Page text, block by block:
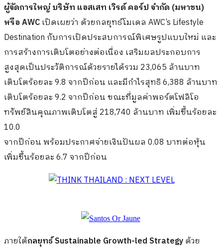
ผู้จัดการใหญ่ บริษัท แอสเสท เวิรด์ คอร์ป จำกัด (มหาชน)
หรือ AWCเปิดเผยว่า ด้วยกลยุทธ์โมเดล AWC’s Lifestyle
Destination กับการเปิดประสบการณ์พิเศษรูปแบบใหม่ และ
การสร้างการเติบโตอย่างต่อเนื่อง เสริมผลประกอบการ
สูงสุดเป็นประวัติการณ์ด้วยรายได้รวม 23,065 ล้านบาท
เติบโตร้อยละ 9.8 จากปีก่อน และมีกำไรสุทธิ 6,388 ล้านบาท
เติบโตร้อยละ 9.2 จากปีก่อน ขณะที่มูลค่าพอร์ตโฟลิโอ
ทรัพย์สินคุณภาพเติบโตสู่ 218,740 ล้านบาท เพิ่มขึ้นร้อยละ
10.0
จากปีก่อน พร้อมประกาศจ่ายเงินปันผล 0.08 บาทต่อหุ้น
เพิ่มขึ้นร้อยละ 6.7 จากปีก่อน
ภายใต้กลยุทธ์ Sustainable Growth-led Strategyด้วย